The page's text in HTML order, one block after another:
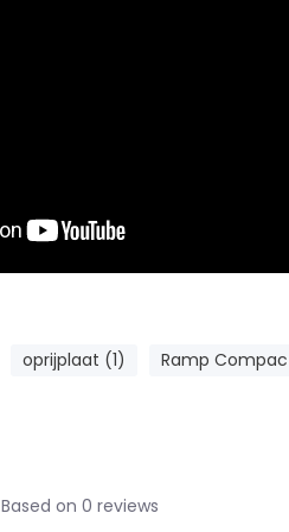
oprijplaat (1) Ramp
Based on 0 reviews